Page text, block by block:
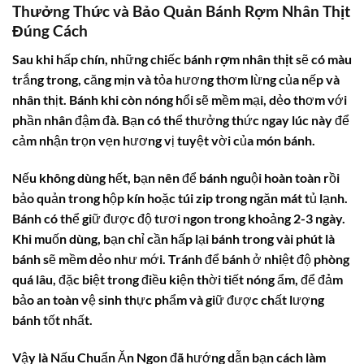
Thưởng Thức và Bảo Quản Bánh Rợm Nhân Thịt
Đúng Cách
Sau khi hấp chín, những chiếc bánh rợm nhân thịtsẽ có màu
trắng trong, căng mịn và tỏa hương thơm lừng của nếp và
nhân thịt. Bánh khi còn nóng hổi sẽ mềm mại, dẻo thơm với
phần nhân đậm đà. Bạn có thể thưởng thức ngay lúc này để
cảm nhận trọn vẹn hương vị tuyệt vời của món bánh.
Nếu không dùng hết, bạn nên để bánh nguội hoàn toàn rồi
bảo quản trong hộp kín hoặc túi zip trong ngăn mát tủ lạnh.
Bánh có thể giữ được độ tươi ngon trong khoảng 2-3 ngày.
Khi muốn dùng, bạn chỉ cần hấp lại bánh trong vài phút là
bánh sẽ mềm dẻo như mới. Tránh để bánh ở nhiệt độ phòng
quá lâu, đặc biệt trong điều kiện thời tiết nóng ẩm, để đảm
bảo an toàn vệ sinh thực phẩm và giữ được chất lượng
bánh tốt nhất.
Vậy là Nấu Chuẩn Ăn Ngon đã hướng dẫn bạncách làm